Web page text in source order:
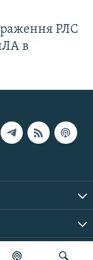
РЛС
в
права застережено.